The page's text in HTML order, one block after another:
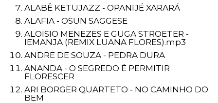
ALABÊ KETUJAZZ - OPANIJÉ XARARÁ
ALAFIA - OSUN SAGGESE
ALOISIO MENEZES E GUGA STROETER -
IEMANJA (REMIX LUANA FLORES).mp3
ANDRE DE SOUZA - PEDRA DURA
ANANDA - O SEGREDO É PERMITIR
FLORESCER
ARI BORGER QUARTETO - NO CAMINHO DO
BEM